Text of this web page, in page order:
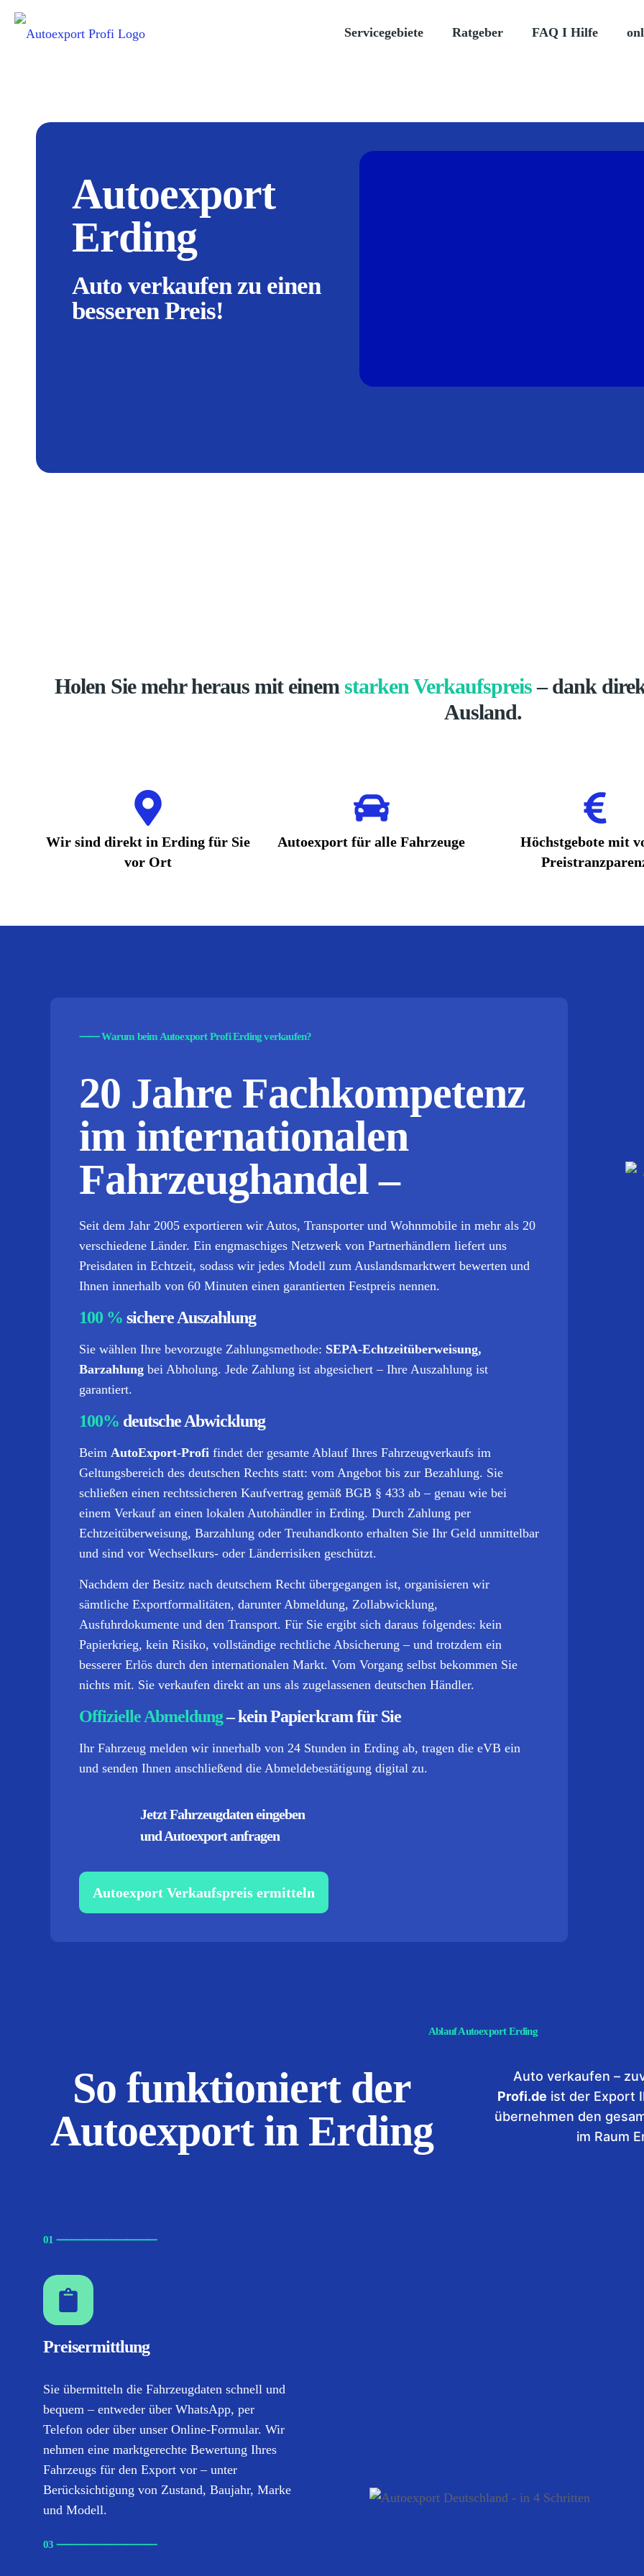
Servicegebiete Ratgeber FAQ I Hilfe
Autoexport
Erding
Auto verkaufen zu einen
besseren Preis!
Holen Sie mehr heraus mit einem starken Verkaufspreis– dank
Ausland.
Wir sind direkt in Erding für Sie
vor Ort
Autoexport für alle Fahrzeuge
Höchstgebote mit
⸺Warum beim Autoexport Profi Erding verkaufen?
20 Jahre Fachkompetenz
im internationalen
Fahrzeughandel –
Seit dem Jahr 2005 exportieren wir Autos, Transporter und Wohnmobile in mehr als 20
verschiedene Länder. Ein engmaschiges Netzwerk von Partnerhändlern liefert uns
Preisdaten in Echtzeit, sodass wir jedes Modell zum Auslandsmarktwert bewerten und
Ihnen innerhalb von 60 Minuten einen garantierten Festpreis nennen.
100 % sichere Auszahlung
Sie wählen Ihre bevorzugte Zahlungsmethode: SEPA-Echtzeitüberweisung,
Barzahlung bei Abholung. Jede Zahlung ist abgesichert – Ihre Auszahlung ist
garantiert.
100% deutsche Abwicklung
Beim AutoExport-Profi findet der gesamte Ablauf Ihres Fahrzeugverkaufs im
Geltungsbereich des deutschen Rechts statt: vom Angebot bis zur Bezahlung. Sie
schließen einen rechtssicheren Kaufvertrag gemäß BGB § 433 ab – genau wie bei
einem Verkauf an einen lokalen Autohändler in Erding. Durch Zahlung per
Echtzeitüberweisung, Barzahlung oder Treuhandkonto erhalten Sie Ihr Geld unmittelbar
und sind vor Wechselkurs- oder Länderrisiken geschützt.
Nachdem der Besitz nach deutschem Recht übergegangen ist, organisieren wir
sämtliche Exportformalitäten, darunter Abmeldung, Zollabwicklung,
Ausfuhrdokumente und den Transport. Für Sie ergibt sich daraus folgendes: kein
Papierkrieg, kein Risiko, vollständige rechtliche Absicherung – und trotzdem ein
besserer Erlös durch den internationalen Markt. Vom Vorgang selbst bekommen Sie
nichts mit. Sie verkaufen direkt an uns als zugelassenen deutschen Händler.
Offizielle Abmeldung– kein Papierkram für Sie
Ihr Fahrzeug melden wir innerhalb von 24 Stunden in Erding ab, tragen die eVB ein
und senden Ihnen anschließend die Abmeldebestätigung digital zu.
Jetzt Fahrzeugdaten eingeben
und Autoexport anfragen
Autoexport Verkaufspreis ermitteln
Ablauf Autoexport Erding
So funktioniert der
Autoexport in Erding
Auto verkaufen –
Profi.de ist der Export
übernehmen den
im Raum
01 ⸺⸺⸺⸺⸺
Preisermittlung
Sie übermitteln die Fahrzeugdaten schnell und
bequem – entweder über WhatsApp, per
Telefon oder über unser Online-Formular. Wir
nehmen eine marktgerechte Bewertung Ihres
Fahrzeugs für den Export vor – unter
Berücksichtigung von Zustand, Baujahr, Marke
und Modell.
03 ⸺⸺⸺⸺⸺